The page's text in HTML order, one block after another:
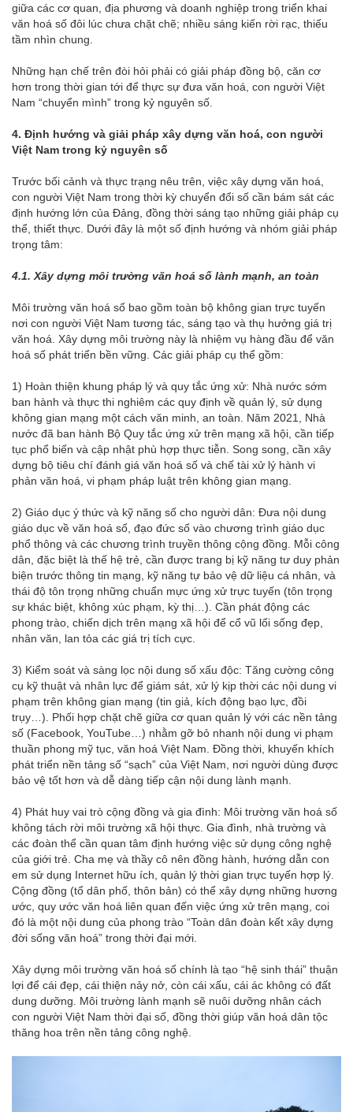
giữa các cơ quan, địa phương và doanh nghiệp trong triển khai
văn hoá số đôi lúc chưa chặt chẽ; nhiều sáng kiến rời rạc, thiếu
tầm nhìn chung.
Những hạn chế trên đòi hỏi phải có giải pháp đồng bộ, căn cơ
hơn trong thời gian tới để thực sự đưa văn hoá, con người Việt
Nam “chuyển mình” trong kỷ nguyên số.
4. Định hướng và giải pháp xây dựng văn hoá, con người
Việt Nam trong kỷ nguyên số
Trước bối cảnh và thực trạng nêu trên, việc xây dựng văn hoá,
con người Việt Nam trong thời kỳ chuyển đổi số cần bám sát các
định hướng lớn của Đảng, đồng thời sáng tạo những giải pháp cụ
thể, thiết thực. Dưới đây là một số định hướng và nhóm giải pháp
trọng tâm:
4.1. Xây dựng môi trường văn hoá số lành mạnh, an toàn
Môi trường văn hoá số bao gồm toàn bộ không gian trực tuyến
nơi con người Việt Nam tương tác, sáng tạo và thụ hưởng giá trị
văn hoá. Xây dựng môi trường này là nhiệm vụ hàng đầu để văn
hoá số phát triển bền vững. Các giải pháp cụ thể gồm:
1) Hoàn thiện khung pháp lý và quy tắc ứng xử: Nhà nước sớm
ban hành và thực thi nghiêm các quy định về quản lý, sử dụng
không gian mạng một cách văn minh, an toàn. Năm 2021, Nhà
nước đã ban hành Bộ Quy tắc ứng xử trên mạng xã hội, cần tiếp
tục phổ biến và cập nhật phù hợp thực tiễn. Song song, cần xây
dựng bộ tiêu chí đánh giá văn hoá số và chế tài xử lý hành vi
phản văn hoá, vi phạm pháp luật trên không gian mạng.
2) Giáo dục ý thức và kỹ năng số cho người dân: Đưa nội dung
giáo dục về văn hoá số, đạo đức số vào chương trình giáo dục
phổ thông và các chương trình truyền thông cộng đồng. Mỗi công
dân, đặc biệt là thế hệ trẻ, cần được trang bị kỹ năng tư duy phản
biện trước thông tin mạng, kỹ năng tự bảo vệ dữ liệu cá nhân, và
thái độ tôn trọng những chuẩn mực ứng xử trực tuyến (tôn trọng
sự khác biệt, không xúc phạm, kỳ thị…). Cần phát động các
phong trào, chiến dịch trên mạng xã hội để cổ vũ lối sống đẹp,
nhân văn, lan tỏa các giá trị tích cực.
3) Kiểm soát và sàng lọc nội dung số xấu độc: Tăng cường công
cụ kỹ thuật và nhân lực để giám sát, xử lý kịp thời các nội dung vi
phạm trên không gian mạng (tin giả, kích động bạo lực, đồi
trụy…). Phối hợp chặt chẽ giữa cơ quan quản lý với các nền tảng
số (Facebook, YouTube…) nhằm gỡ bỏ nhanh nội dung vi phạm
thuần phong mỹ tục, văn hoá Việt Nam. Đồng thời, khuyến khích
phát triển nền tảng số “sạch” của Việt Nam, nơi người dùng được
bảo vệ tốt hơn và dễ dàng tiếp cận nội dung lành mạnh.
4) Phát huy vai trò cộng đồng và gia đình: Môi trường văn hoá số
không tách rời môi trường xã hội thực. Gia đình, nhà trường và
các đoàn thể cần quan tâm định hướng việc sử dụng công nghệ
của giới trẻ. Cha mẹ và thầy cô nên đồng hành, hướng dẫn con
em sử dụng Internet hữu ích, quản lý thời gian trực tuyến hợp lý.
Cộng đồng (tổ dân phố, thôn bản) có thể xây dựng những hương
ước, quy ước văn hoá liên quan đến việc ứng xử trên mạng, coi
đó là một nội dung của phong trào “Toàn dân đoàn kết xây dựng
đời sống văn hoá” trong thời đại mới.
Xây dựng môi trường văn hoá số chính là tạo “hệ sinh thái” thuận
lợi để cái đẹp, cái thiện nảy nở, còn cái xấu, cái ác không có đất
dung dưỡng. Môi trường lành mạnh sẽ nuôi dưỡng nhân cách
con người Việt Nam thời đại số, đồng thời giúp văn hoá dân tộc
thăng hoa trên nền tảng công nghệ.